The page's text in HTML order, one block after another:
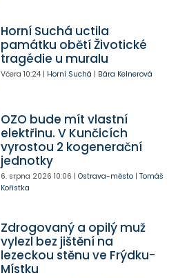
Horní Suchá uctila
památku obětí Životické
tragédie u muralu
Včera 10:24| Horní Suchá | Bára Kelnerová
OZO bude mít vlastní
elektřinu. V Kunčicích
vyrostou 2 kogenerační
jednotky
6. srpna 2026 10:06 | Ostrava-město| Tomáš
Kořistka
Zdrogovaný a opilý muž
vylezl bez jištění na
lezeckou stěnu ve Frýdku-
Místku